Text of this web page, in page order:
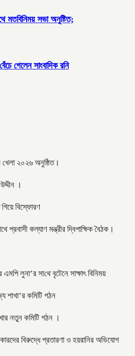
মতবিনিময় সভা অনুষ্টিত;
গেলেন সাংবাদিক রনি
২০২৬ অনুষ্ঠিত।
।
গিয়ে বিস্ফোরণ
প্রবাসী কল্যাণ মন্ত্রীর দ্বিপাক্ষিক বৈঠক।
লুনা’র সা‌থে বৃটেনে সাক্ষাৎ বিনিময়
শাখা’র কমিটি গঠন
নতুন কমিটি গঠন ।
বিরুদ্ধে প্রতারণা ও হয়রানির অভিযোগ